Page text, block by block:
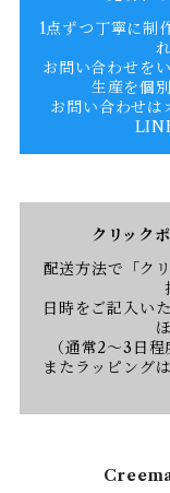
1点ずつ丁寧に制
お問い合わせを
生産を個
お問い合わせは
クリック
配送方法で「ク
日時をご記入い
（通常2〜3日
またラッピング
Creema